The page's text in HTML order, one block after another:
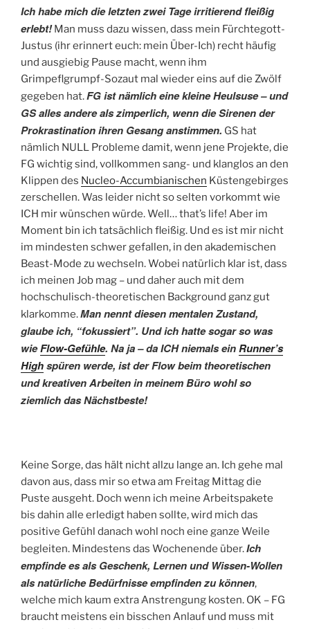
Ich habe mich die letzten zwei Tage irritierend fleißig
erlebt!Man muss dazu wissen, dass mein Fürchtegott-
Justus (ihr erinnert euch: mein Über-Ich) recht häufig
und ausgiebig Pause macht, wenn ihm
Grimpeflgrumpf-Sozaut mal wieder eins auf die Zwölf
gegeben hat.FG ist nämlich eine kleine Heulsuse – und
GS alles andere als zimperlich, wenn die Sirenen der
Prokrastination ihren Gesang anstimmen. GS hat
nämlich NULL Probleme damit, wenn jene Projekte, die
FG wichtig sind, vollkommen sang- und klanglos an den
Klippen des Nucleo-Accumbianischen Küstengebirges
zerschellen. Was leider nicht so selten vorkommt wie
ICH mir wünschen würde. Well… that’s life! Aber im
Moment bin ich tatsächlich fleißig. Und es ist mir nicht
im mindesten schwer gefallen, in den akademischen
Beast-Mode zu wechseln. Wobei natürlich klar ist, dass
ich meinen Job mag – und daher auch mit dem
hochschulisch-theoretischen Background ganz gut
klarkomme.Man nennt diesen mentalen Zustand,
glaube ich, “fokussiert”. Und ich hatte sogar so was
wieFlow-Gefühle. Na ja – da ICH niemals einRunner’s
Highspüren werde, ist der Flow beim theoretischen
und kreativen Arbeiten in meinem Büro wohl so
ziemlich das Nächstbeste!
Keine Sorge, das hält nicht allzu lange an. Ich gehe mal
davon aus, dass mir so etwa am Freitag Mittag die
Puste ausgeht. Doch wenn ich meine Arbeitspakete
bis dahin alle erledigt haben sollte, wird mich das
positive Gefühl danach wohl noch eine ganze Weile
begleiten. Mindestens das Wochenende über.Ich
empfinde es als Geschenk, Lernen und Wissen-Wollen
als natürliche Bedürfnisse empfinden zu können,
welche mich kaum extra Anstrengung kosten. OK – FG
braucht meistens ein bisschen Anlauf und muss mit